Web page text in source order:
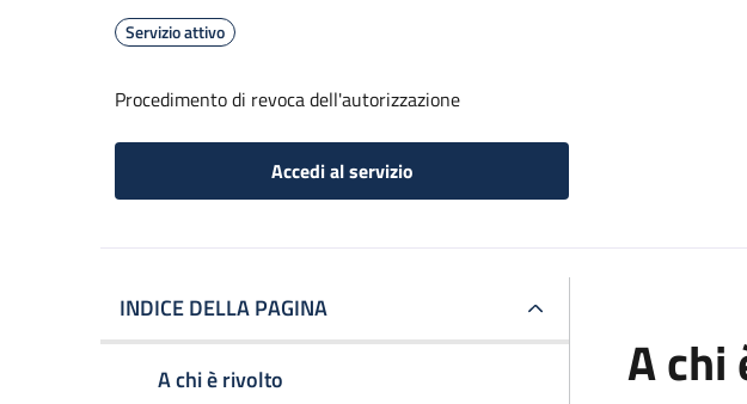
Servizio attivo
Procedimento di revoca dell'autorizzazione
Accedi al servizio
INDICE DELLA PAGINA
A chi è rivolto
A chi